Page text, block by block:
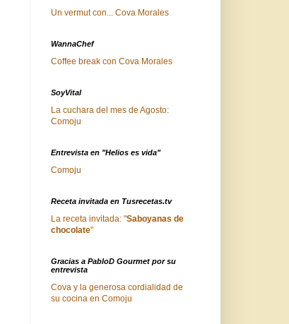
Un vermut con... Cova Morales
WannaChef
Coffee break con Cova Morales
SoyVital
La cuchara del mes de Agosto:
Comoju
Entrevista en "Helios es vida"
Comoju
Receta invitada en Tusrecetas.tv
La receta invitada: "Saboyanas de
chocolate"
Gracias a PabloD Gourmet por su
entrevista
Cova y la generosa cordialidad de
su cocina en Comoju